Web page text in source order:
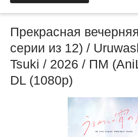
Прекрасная
серии из 12) /
Tsuki / 2026 / ПМ
DL (1080p)